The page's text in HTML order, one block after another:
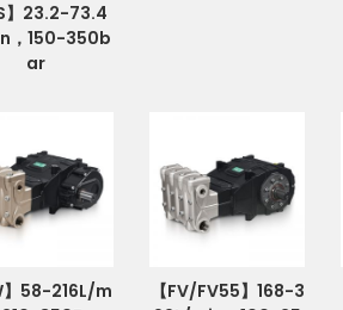
】23.2-73.4
，150-350b
ar
】58-216L/m
【FV/FV55】168-3